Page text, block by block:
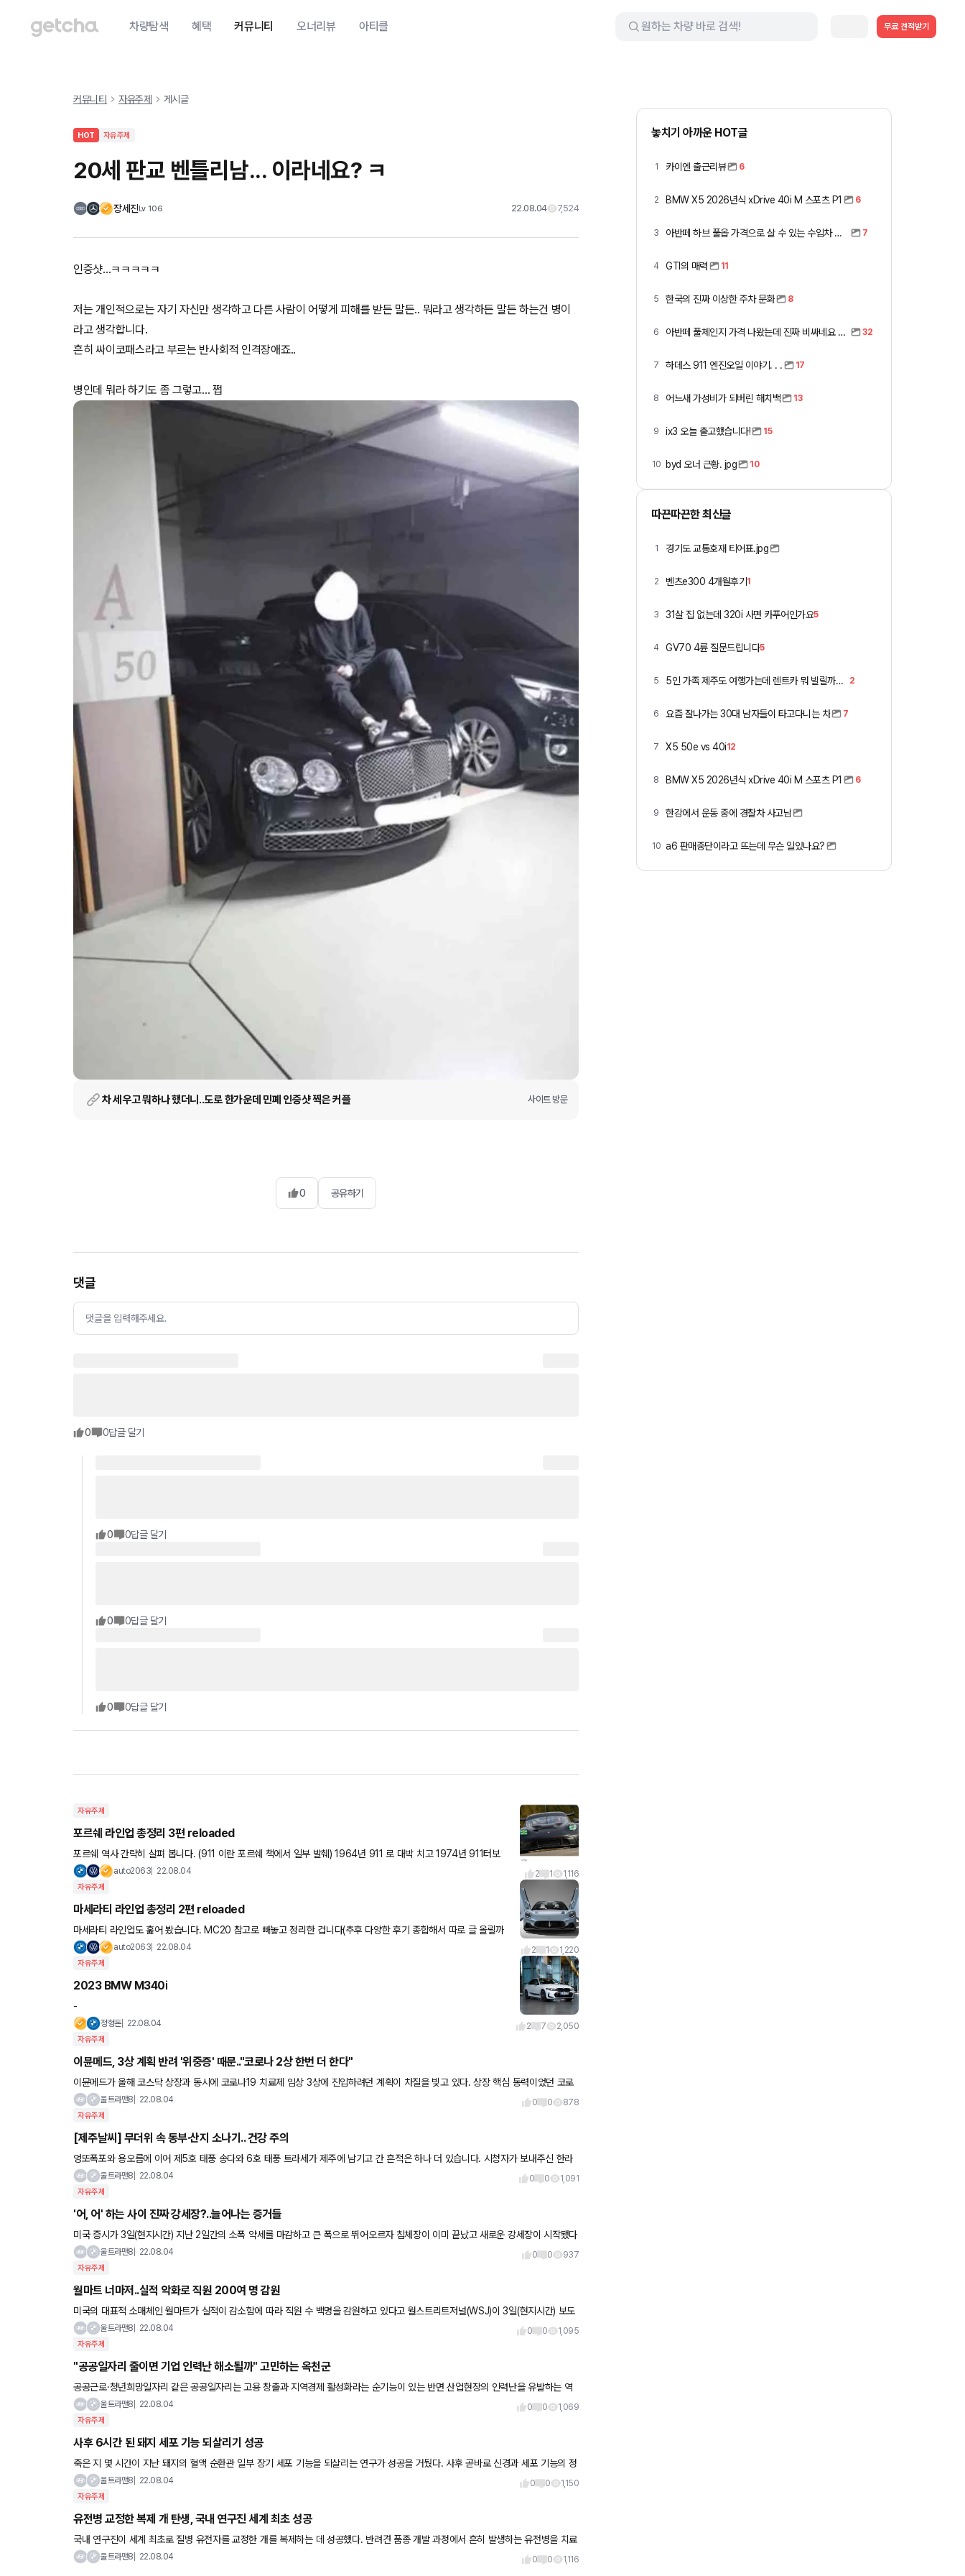
차량탐색 혜택 커뮤니티 오너리뷰 아티클 무료 견적받기
커뮤니티 자유주제 게시글
HOT 자유주제
20세 판교 벤틀리남... 이라네요? ㅋ
장세진Lv 106 22.08.04 7,524
인증샷...ㅋㅋㅋㅋㅋ
저는 개인적으로는 자기 자신만 생각하고 다른 사람이 어떻게 피해를 받든 말든.. 뭐라고 생각하든 말든 하는건 병이
라고 생각합니다.
흔히 싸이코패스라고 부르는 반사회적 인격장애죠..
병인데 뭐라 하기도 좀 그렇고... 쩝
차 세우고 뭐하나 했더니..도로 한가운데 민폐 인증샷 찍은 커플 사이트 방문
0 공유하기
댓글
댓글을 입력해주세요.
0 0답글 달기
0 0답글 달기
0 0답글 달기
0 0답글 달기
자유주제
포르쉐 라인업 총정리 3편 reloaded
포르쉐 역사 간략히 살펴 봅니다. (911 이란 포르쉐 책에서 일부 발췌) 1964년 911 로 대박 치고 1974년 911터보
데뷔 1975년 924 1981년 944 1985년 959 1
auto2063 22.08.04 2 1 1,116
자유주제
마세라티 라인업 총정리 2편 reloaded
마세라티 라인업도 훑어 봤습니다. MC20 참고로 빼놓고 정리한 겁니다(추후 다양한 후기 종합해서 따로 글 올릴까
합니다) 좋게만 보면 껍데기만 다르면서도 금액적으로 접근 가능한 페라리—곧 마세라
auto2063 22.08.04 2 1 1,220
자유주제
2023 BMW M340i
-
정형돈 22.08.04 2 7 2,050
자유주제
이뮨메드, 3상 계획 반려 '위중증' 때문.."코로나 2상 한번 더 한다"
이뮨메드가 올해 코스닥 상장과 동시에 코로나19 치료제 임상 3상에 진입하려던 계획이 차질을 빚고 있다. 상장 핵심 동력이었던 코로
나 치료제 임상 3상 계획 승인 지연이 원인으로 꼽힌다. 이는 식약
울트라맨8 22.08.04 0 0 878
자유주제
[제주날씨] 무더위 속 동부·산지 소나기.. 건강 주의
엉또폭포와 용오름에 이어 제5호 태풍 송다와 6호 태풍 트라세가 제주에 남기고 간 흔적은 하나 더 있습니다. 시청자가 보내주신 한라
산 백록담이 만수를 이룬 모습인데요. 백록담 정상 분화구는 지형
울트라맨8 22.08.04 0 0 1,091
자유주제
'어, 어' 하는 사이 진짜 강세장?..늘어나는 증거들
미국 증시가 3일(현지시간) 지난 2일간의 소폭 약세를 마감하고 큰 폭으로 뛰어오르자 침체장이 이미 끝났고 새로운 강세장이 시작됐다
는 의견이 확산하고 있다. 이날 S&P500지수는 1.56% 오른
울트라맨8 22.08.04 0 0 937
자유주제
월마트 너마저..실적 악화로 직원 200여 명 감원
미국의 대표적 소매체인 월마트가 실적이 감소함에 따라 직원 수 백명을 감원하고 있다고 월스트리트저널(WSJ)이 3일(현지시간) 보도
했다. WSJ은 정통한 회사 소식통을 인용, 월마트가 직원 200
울트라맨8 22.08.04 0 0 1,095
자유주제
"공공일자리 줄이면 기업 인력난 해소될까" 고민하는 옥천군
공공근로·청년희망일자리 같은 공공일자리는 고용 창출과 지역경제 활성화라는 순기능이 있는 반면 산업현장의 인력난을 유발하는 역
기능도 있다. 충북 옥천군이 구인난을 겪는 지역기업 등의 인력수급을 돕는
울트라맨8 22.08.04 0 0 1,069
자유주제
사후 6시간 된 돼지 세포 기능 되살리기 성공
죽은 지 몇 시간이 지난 돼지의 혈액 순환관 일부 장기 세포 기능을 되살리는 연구가 성공을 거뒀다. 사후 곧바로 신경과 세포 기능의 정
지가 찾아오고, 이는 되돌릴 수 없다는 통념과 배치되는 결과다
울트라맨8 22.08.04 0 0 1,150
자유주제
유전병 교정한 복제 개 탄생, 국내 연구진 세계 최초 성공
국내 연구진이 세계 최초로 질병 유전자를 교정한 개를 복제하는 데 성공했다. 반려견 품종 개발 과정에서 흔히 발생하는 유전병을 치료
울트라맨8 22.08.04 0 0 1,116
놓치기 아까운 HOT글
1 카이엔 출근리뷰 6
2 BMW X5 2026년식 xDrive 40i M 스포츠 P1 6
3 아반떼 하브 풀옵 가격으로 살 수 있는 수입차 모아봤습니다 (중고 포함) 7
4 GTI의 매력 11
5 한국의 진짜 이상한 주차 문화 8
6 아반떼 풀체인지 가격 나왔는데 진짜 비싸네요 ㅎㅎ 32
7 하데스 911 엔진오일 이야기. . . 17
8 어느새 가성비가 되버린 해치백 13
9 ix3 오늘 출고했습니다! 15
10 byd 오너 근황. jpg 10
따끈따끈한 최신글
1 경기도 교통호재 티어표.jpg
2 벤츠e300 4개월후기 1
3 31살 집 없는데 320i 사면 카푸어인가요5
4 GV70 4륜 질문드립니다5
5 5인 가족 제주도 여행가는데 렌트카 뭐 빌릴까요 ㅎ 2
6 요즘 잘나가는 30대 남자들이 타고다니는 차 7
7 X5 50e vs 40i12
8 BMW X5 2026년식 xDrive 40i M 스포츠 P1 6
9 한강에서 운동 중에 경찰차 사고남
10 a6 판매중단이라고 뜨는데 무슨 일있나요?